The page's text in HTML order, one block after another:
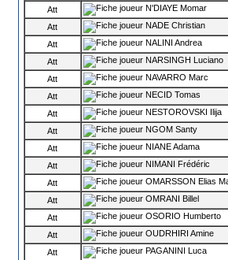
Att
N'DIAYE Momar
Att
NADE Christian
Att
NALINI Andrea
Att
NARSINGH Luciano
Att
NAVARRO Marc
Att
NECID Tomas
Att
NESTOROVSKI Ilija
Att
NGOM Santy
Att
NIANE Adama
Att
NIMANI Frédéric
Att
OMARSSON Elias
Att
OMRANI Billel
Att
OSORIO Humberto
Att
OUDRHIRI Amine
Att
PAGANINI Luca